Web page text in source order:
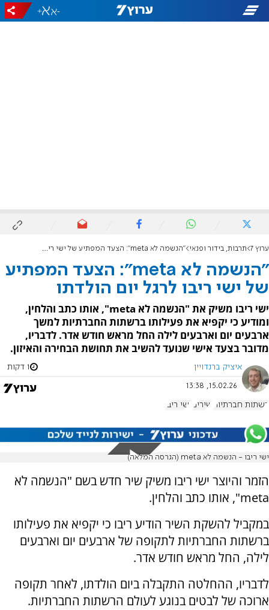
-
+
ערוץ 7 תרבות, בידור ופנאי "הנשמה לא meta": הצעד המפתיע של ישי ריבו לרגל יום הולדתו
"הנשמה לא meta": הצעד המפתיע
של ישי ריבו לרגל יום הולדתו
ישי ריבו משיק את "הנשמה לא meta", אותו כתב והלחין,
ומודיע כי יקפיא את פעילותו ברשתות החברתיות למשך
ארבעים יום וארבעים לילה החל מראש חודש אדר. לדבריו,
מדובר בצעד אישי שנועד להשיב את תחושת הבחירה והאיזון.
איציק ברנדויין 1 דקות
15.02.26, 13:38
רשתות חברתיות שירים ישי ריבו
ישי ריבו - הנשמה לא meta (הגרסה המלאה)
הזמר והיוצר ישי ריבו משיק שיר חדש בשם "הנשמה לא
meta", אותו כתב והלחין.
במקביל להשקת השיר הודיע ריבו כי יקפיא את פעילותו
ברשתות החברתיות לתקופה של ארבעים יום וארבעים
לילה, החל מראש חודש אדר.
לדבריו, ההחלטה התקבלה ביום הולדתו, לאחר תקופה
ארוכה של לבטים בנוגע לעולם הרשתות החברתיות.